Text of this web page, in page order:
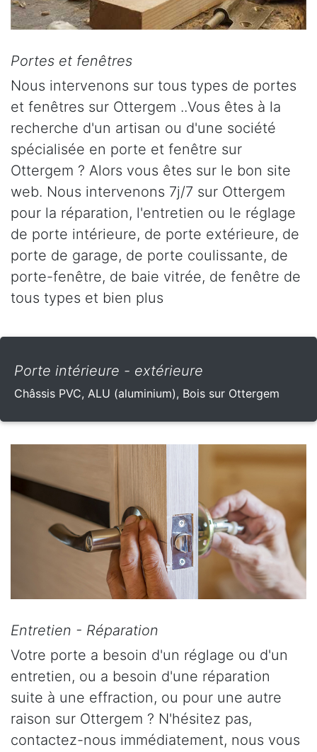
Portes et fenêtres
Nous intervenons sur tous types de portes
et fenêtres sur Ottergem ..Vous êtes à la
recherche d'un artisan ou d'une société
spécialisée en porte et fenêtre sur
Ottergem ? Alors vous êtes sur le bon site
web. Nous intervenons 7j/7 sur Ottergem
pour la réparation, l'entretien ou le réglage
de porte intérieure, de porte extérieure, de
porte de garage, de porte coulissante, de
porte-fenêtre, de baie vitrée, de fenêtre de
tous types et bien plus
Porte intérieure - extérieure
Châssis PVC, ALU (aluminium), Bois sur Ottergem
Entretien - Réparation
Votre porte a besoin d'un réglage ou d'un
entretien, ou a besoin d'une réparation
suite à une effraction, ou pour une autre
raison sur Ottergem ? N'hésitez pas,
contactez-nous immédiatement, nous vous